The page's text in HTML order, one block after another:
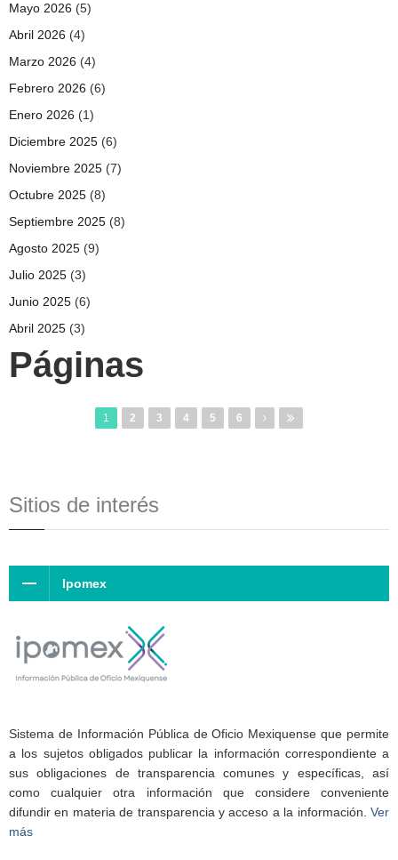
Mayo 2026 (5)
Abril 2026 (4)
Marzo 2026 (4)
Febrero 2026 (6)
Enero 2026 (1)
Diciembre 2025 (6)
Noviembre 2025 (7)
Octubre 2025 (8)
Septiembre 2025 (8)
Agosto 2025 (9)
Julio 2025 (3)
Junio 2025 (6)
Abril 2025 (3)
Páginas
1 2 3 4 5 6
Sitios de interés
Ipomex
Sistema de Información Pública de Oficio Mexiquense que permite
a los sujetos obligados publicar la información correspondiente a
sus obligaciones de transparencia comunes y específicas, así
como cualquier otra información que considere conveniente
difundir en materia de transparencia y acceso a la información. Ver
más